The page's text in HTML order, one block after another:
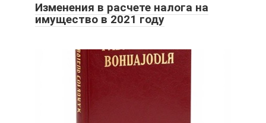
Изменения в расчете налога на
имущество в 2021 году